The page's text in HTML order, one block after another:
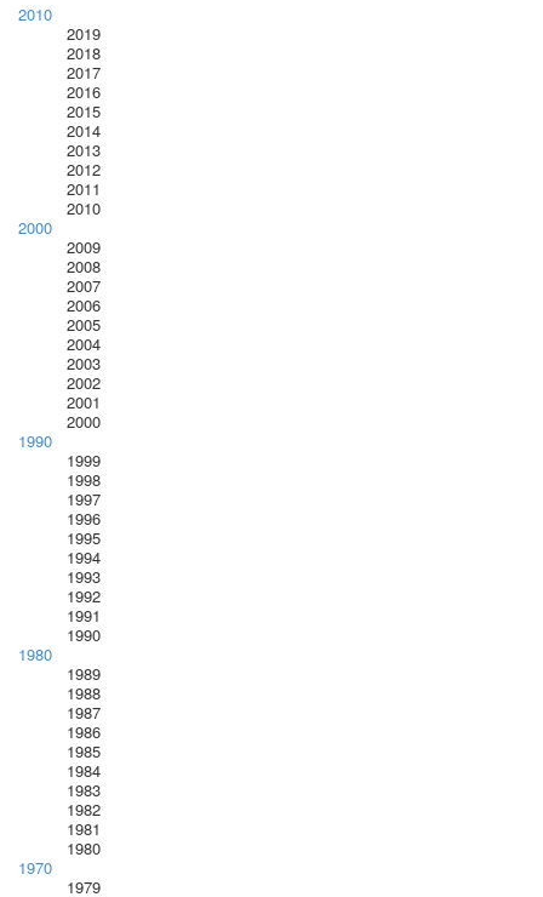
2010
2019
2018
2017
2016
2015
2014
2013
2012
2011
2010
2000
2009
2008
2007
2006
2005
2004
2003
2002
2001
2000
1990
1999
1998
1997
1996
1995
1994
1993
1992
1991
1990
1980
1989
1988
1987
1986
1985
1984
1983
1982
1981
1980
1970
1979